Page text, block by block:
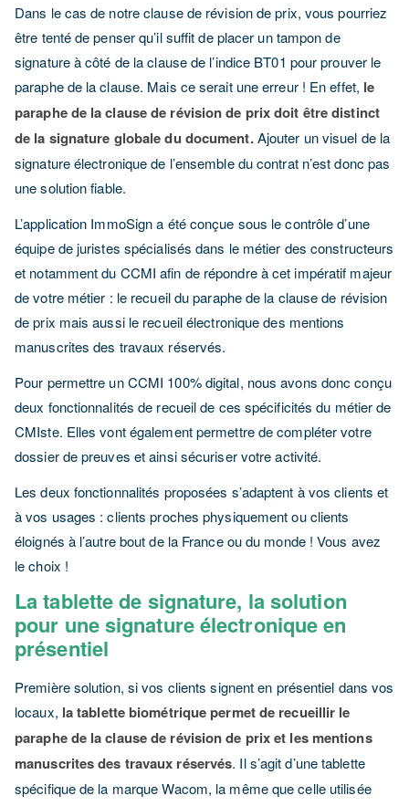
Dans le cas de notre clause de révision de prix, vous pourriez
être tenté de penser qu’il suffit de placer un tampon de
signature à côté de la clause de l’indice BT01 pour prouver le
paraphe de la clause. Mais ce serait une erreur ! En effet, le
paraphe de la clause de révision de prix doit être distinct
de la signature globale du document.Ajouter un visuel de la
signature électronique de l’ensemble du contrat n’est donc pas
une solution fiable.
L’application ImmoSign a été conçue sous le contrôle d’une
équipe de juristes spécialisés dans le métier des constructeurs
et notamment du CCMI afin de répondre à cet impératif majeur
de votre métier : le recueil du paraphe de la clause de révision
de prix mais aussi le recueil électronique des mentions
manuscrites des travaux réservés.
Pour permettre un CCMI 100% digital, nous avons donc conçu
deux fonctionnalités de recueil de ces spécificités du métier de
CMIste. Elles vont également permettre de compléter votre
dossier de preuves et ainsi sécuriser votre activité.
Les deux fonctionnalités proposées s’adaptent à vos clients et
à vos usages : clients proches physiquement ou clients
éloignés à l’autre bout de la France ou du monde ! Vous avez
le choix !
La tablette de signature, la solution
pour une signature électronique en
présentiel
Première solution, si vos clients signent en présentiel dans vos
locaux, la tablette biométrique permet de recueillir le
paraphe de la clause de révision de prix et les mentions
manuscrites des travaux réservés. Il s’agit d’une tablette
spécifique de la marque Wacom, la même que celle utilisée